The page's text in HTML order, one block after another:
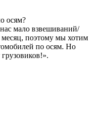
осям?
мало взвешиваний/
месяц, поэтому мы хотим
по осям. Но